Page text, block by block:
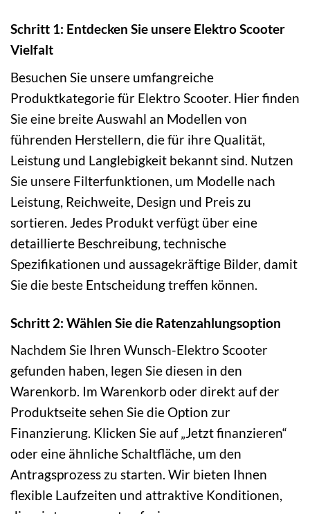
Schritt 1: Entdecken Sie unsere Elektro Scooter
Vielfalt
Besuchen Sie unsere umfangreiche
Produktkategorie für Elektro Scooter. Hier finden
Sie eine breite Auswahl an Modellen von
führenden Herstellern, die für ihre Qualität,
Leistung und Langlebigkeit bekannt sind. Nutzen
Sie unsere Filterfunktionen, um Modelle nach
Leistung, Reichweite, Design und Preis zu
sortieren. Jedes Produkt verfügt über eine
detaillierte Beschreibung, technische
Spezifikationen und aussagekräftige Bilder, damit
Sie die beste Entscheidung treffen können.
Schritt 2: Wählen Sie die Ratenzahlungsoption
Nachdem Sie Ihren Wunsch-Elektro Scooter
gefunden haben, legen Sie diesen in den
Warenkorb. Im Warenkorb oder direkt auf der
Produktseite sehen Sie die Option zur
Finanzierung. Klicken Sie auf „Jetzt finanzieren“
oder eine ähnliche Schaltfläche, um den
Antragsprozess zu starten. Wir bieten Ihnen
flexible Laufzeiten und attraktive Konditionen,